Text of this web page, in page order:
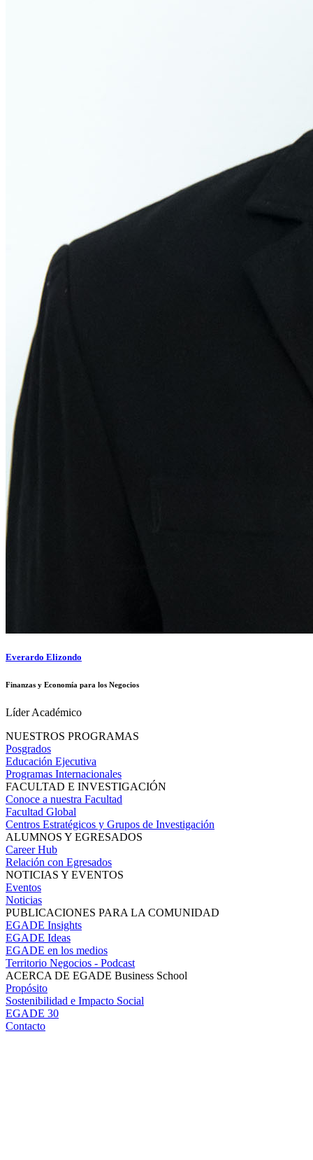
Everardo Elizondo
Finanzas y Economía para los Negocios
Líder Académico
NUESTROS PROGRAMAS
Posgrados
Educación Ejecutiva
Programas Internacionales
FACULTAD E INVESTIGACIÓN
Conoce a nuestra Facultad
Facultad Global
Centros Estratégicos y Grupos de Investigación
ALUMNOS Y EGRESADOS
Career Hub
Relación con Egresados
NOTICIAS Y EVENTOS
Eventos
Noticias
PUBLICACIONES PARA LA COMUNIDAD
EGADE Insights
EGADE Ideas
EGADE en los medios
Territorio Negocios - Podcast
ACERCA DE EGADE Business School
Propósito
Sostenibilidad e Impacto Social
EGADE 30
Contacto